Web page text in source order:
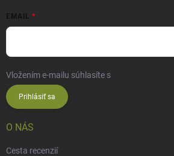
EMAIL
Vložením e-mailu súhlasíte s
Prihlásiť sa
O NÁS
Cesta recenzií